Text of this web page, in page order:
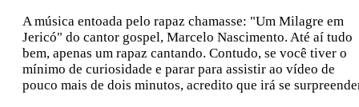
A música entoada pelo rapaz chamasse: "Um Milagre em
Jericó" do cantor gospel, Marcelo Nascimento. Até aí tudo
bem, apenas um rapaz cantando. Contudo, se você tiver o
mínimo de curiosidade e parar para assistir ao vídeo de
pouco mais de dois minutos, acredito que irá se